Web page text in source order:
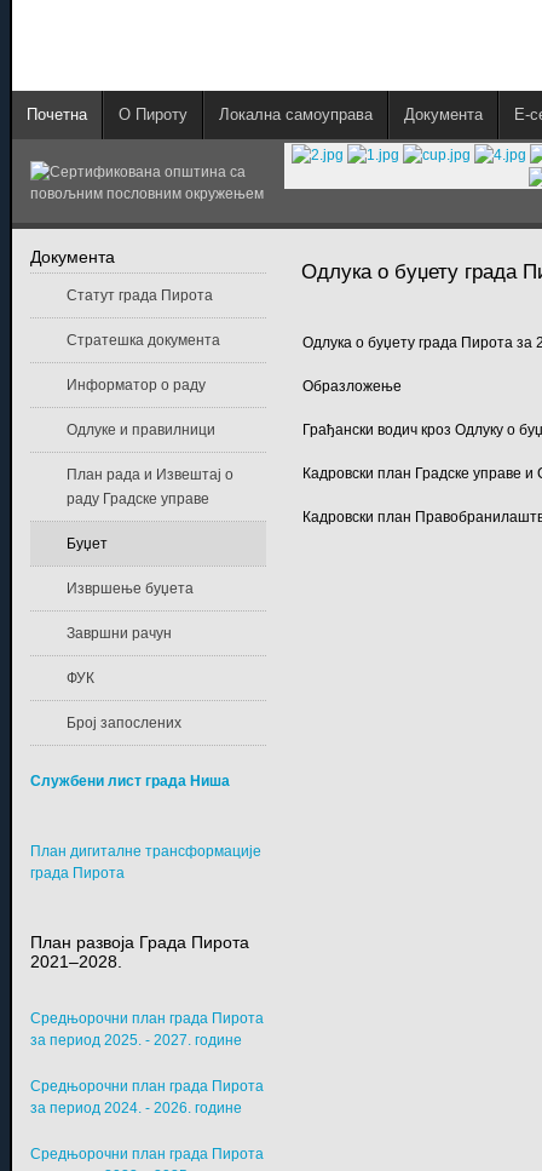
Почетна О Пироту Локална самоуправа Документа E-
Одлука о буџету града
Одлука о буџету града Пирота за
Образложење
Грађански водич кроз Одлуку о
Кадровски план Градске управе
Кадровски план
Документа
Статут града Пирота
Стратешка документа
Информатор о раду
Одлуке и правилници
План рада и Извештај о
раду Градске управе
Буџет
Извршење буџета
Завршни рачун
ФУК
Број запослених
Службени лист града Ниша
План дигиталне трансформације
града Пирота
План развоја Града Пирота
2021–2028.
Средњорочни план града Пирота
за период 2025. - 2027. године
Средњорочни план града Пирота
за период 2024. - 2026. године
Средњорочни план града Пирота